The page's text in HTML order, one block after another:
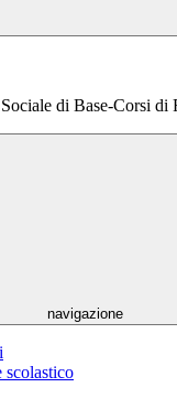
di Base-Corsi di
navigazione
scolastico